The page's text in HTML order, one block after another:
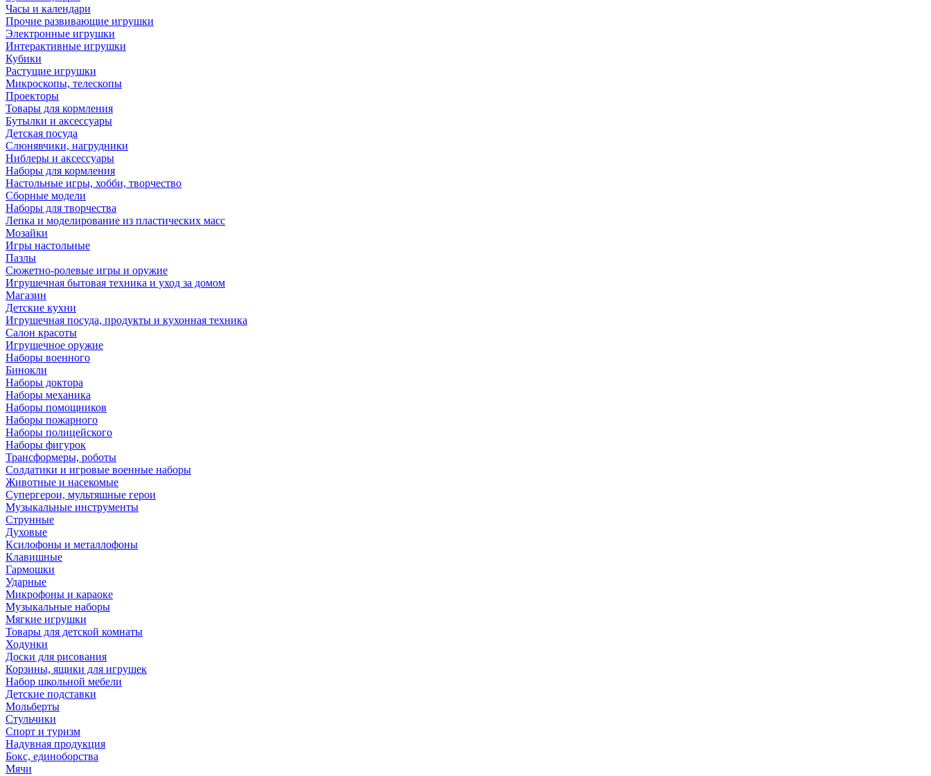
Часы и календари
Прочие развивающие игрушки
Электронные игрушки
Интерактивные игрушки
Кубики
Растущие игрушки
Микроскопы, телескопы
Проекторы
Товары для кормления
Бутылки и аксессуары
Детская посуда
Слюнявчики, нагрудники
Ниблеры и аксессуары
Наборы для кормления
Настольные игры, хобби, творчество
Сборные модели
Наборы для творчества
Лепка и моделирование из пластических масс
Мозайки
Игры настольные
Пазлы
Сюжетно-ролевые игры и оружие
Игрушечная бытовая техника и уход за домом
Магазин
Детские кухни
Игрушечная посуда, продукты и кухонная техника
Салон красоты
Игрушечное оружие
Наборы военного
Бинокли
Наборы доктора
Наборы механика
Наборы помощников
Наборы пожарного
Наборы полицейского
Наборы фигурок
Трансформеры, роботы
Солдатики и игровые военные наборы
Животные и насекомые
Супергерои, мультяшные герои
Музыкальные инструменты
Струнные
Духовые
Ксилофоны и металлофоны
Клавишные
Гармошки
Ударные
Микрофоны и караоке
Музыкальные наборы
Мягкие игрушки
Товары для детской комнаты
Ходунки
Доски для рисования
Корзины, ящики для игрушек
Набор школьной мебели
Детские подставки
Мольберты
Стульчики
Спорт и туризм
Надувная продукция
Бокс, единоборства
Мячи